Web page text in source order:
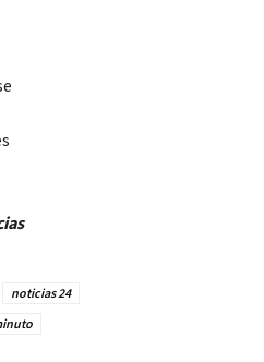
noticias 24